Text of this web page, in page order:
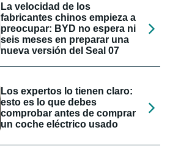
La velocidad de los
fabricantes chinos empieza a
preocupar: BYD no espera ni
seis meses en preparar una
nueva versión del Seal 07
Los expertos lo tienen claro:
esto es lo que debes
comprobar antes de comprar
un coche eléctrico usado